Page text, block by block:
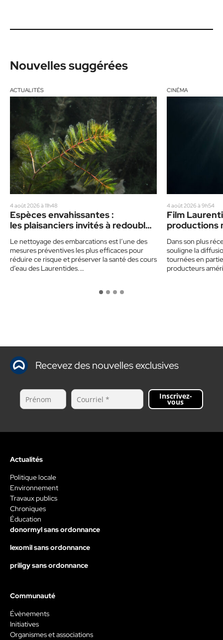
Nouvelles suggérées
ACTUALITÉS
4 août 2026 à 11h48
Espèces envahissantes :
les plaisanciers invités à redoubler
Le nettoyage des embarcations est l’une des
mesures préventives les plus efficaces pour
réduire ce risque et préserver la santé des cours
d’eau des Laurentides.…
CINÉMA
4 août 2026 à 9h54
Film
productions
Dans son plus
souligne la
tournées en
producteurs
Recevez des nouvelles exclusives
Inscrivez-
vous
Actualités
Politique locale
Environnement
Travaux publics
Chroniques
Éducation
donormyl sans ordonnance
lexomil sans ordonnance
priligy sans ordonnance
Communauté
Évènements
Initiatives
Organismes et associations